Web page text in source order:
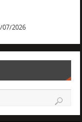
07/2026